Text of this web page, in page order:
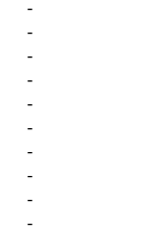
-
-
-
-
-
-
-
-
-
-